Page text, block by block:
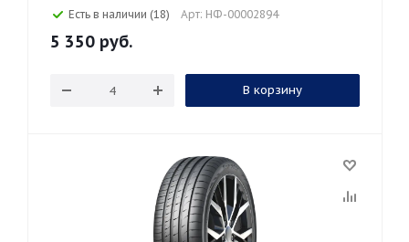
Есть в наличии (18) Арт: НФ-00002894
5 350 руб.
В корзину